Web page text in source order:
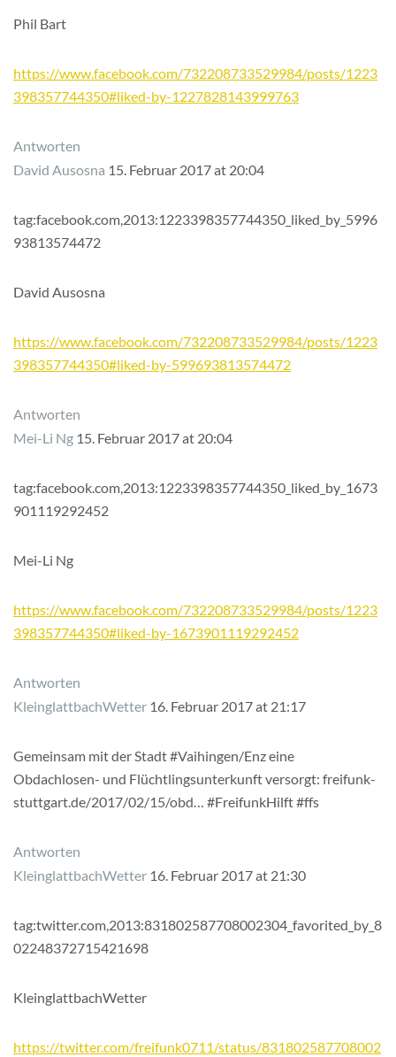
Phil Bart
https://www.facebook.com/732208733529984/posts/1223
398357744350#liked-by-1227828143999763
Antworten
David Ausosna 15. Februar 2017 at 20:04
tag:facebook.com,2013:1223398357744350_liked_by_5996
93813574472
David Ausosna
https://www.facebook.com/732208733529984/posts/1223
398357744350#liked-by-599693813574472
Antworten
Mei-Li Ng 15. Februar 2017 at 20:04
tag:facebook.com,2013:1223398357744350_liked_by_1673
901119292452
Mei-Li Ng
https://www.facebook.com/732208733529984/posts/1223
398357744350#liked-by-1673901119292452
Antworten
KleinglattbachWetter 16. Februar 2017 at 21:17
Gemeinsam mit der Stadt #Vaihingen/Enz eine
Obdachlosen- und Flüchtlingsunterkunft versorgt: freifunk-
stuttgart.de/2017/02/15/obd… #FreifunkHilft #ffs
Antworten
KleinglattbachWetter 16. Februar 2017 at 21:30
tag:twitter.com,2013:831802587708002304_favorited_by_8
02248372715421698
KleinglattbachWetter
https://twitter.com/freifunk0711/status/831802587708002